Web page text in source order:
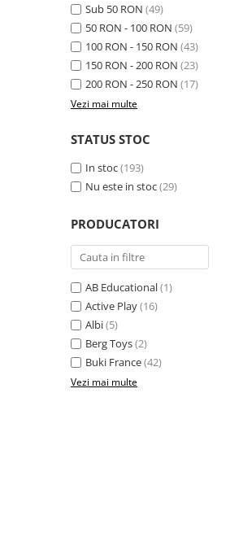
Proiector pentru copii
Instrumente muzicale pentru copii
Caruseluri muzicale
Storytelling
Banc de lucru pentru copii
Papusi de mana
Casa de papusi
Costum Halloween Copii
Papusi si Bebelusi Reborn
Animale de jucarie
Jucarii cu Dinozauri
Figurine cu animale domestice
Figurine plus
Jucarii Montessori
Sub 50 RON (49)
50 RON - 100 RON (59)
100 RON - 150 RON (43)
150 RON - 200 RON (23)
200 RON - 250 RON (17)
Vezi mai multe
STATUS STOC
In stoc(193)
Nu este in stoc(29)
PRODUCATORI
AB Educational(1)
Active Play(16)
Albi(5)
Berg Toys(2)
Buki France(42)
Vezi mai multe